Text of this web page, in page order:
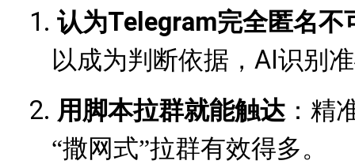
1. 认为Telegram完全匿名不
以成为判断依据， AI识别
2. 用脚本拉群就能触达：精
“撒网式”拉群有效得多。